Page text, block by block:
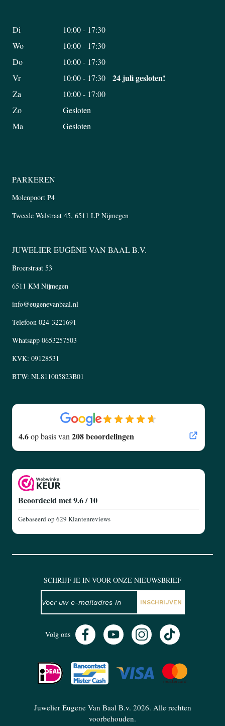
Di
10:00 - 17:30
Wo
10:00 - 17:30
Do
10:00 - 17:30
Vr
10:00 - 17:30 24 juli gesloten!
Za
10:00 - 17:00
Zo
Gesloten
Ma
Gesloten
PARKEREN
Molenpoort P4
Tweede Walstraat 45, 6511 LP Nijmegen
JUWELIER EUGÈNE VAN BAAL B.V.
Broerstraat 53
6511 KM Nijmegen
info@eugenevanbaal.nl
Telefoon 024-3221691
Whatsapp 0653257503
KVK: 09128531
BTW: NL811005823B01
4.6op basis van 208 beoordelingen
Beoordeeld met 9.6 / 10
Gebaseerd op 629 Klantenreviews
SCHRIJF JE IN VOOR ONZE NIEUWSBRIEF
INSCHRIJVEN
Volg ons
Juwelier Eugene Van Baal B.v. 2026. Alle rechten
voorbehouden.